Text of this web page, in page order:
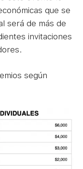
que se
será de más de
invitaciones
según